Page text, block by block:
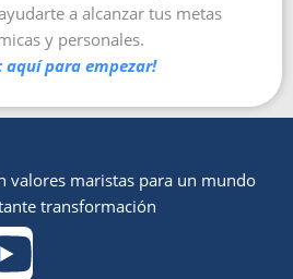
a alcanzar tus metas
y personales.
aquí para empezar!
valores maristas para un mundo
transformación